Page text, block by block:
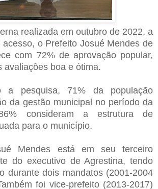
realizada em outubro de 2022, a
o Prefeito Josué Mendes de
com 72% de aprovação popular,
avaliações boa e ótima.
a pesquisa, 71% da população
da gestão municipal no período da
consideram a estrutura de
para o município.
Mendes está em seu terceiro
do executivo de Agrestina, tendo
durante dois mandatos (2001-2004
foi vice-prefeito (2013-2017)